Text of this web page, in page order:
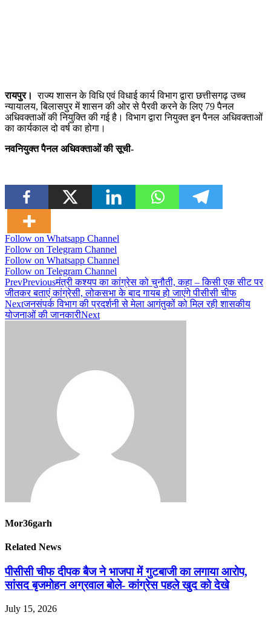
रायपुर। राज्य शासन के विधि एवं विधाई कार्य विभाग द्वारा छत्तीसगढ़ उच्च
न्यायालय, बिलासपुर में शासन की ओर से पैरवी करने के लिए 79 पैनल
अधिवक्ताओं की नियुक्ति की गई है। विभाग द्वारा नियुक्त इन पैनल अधिवक्ताओं
का कार्यकाल दो वर्ष का होगा।
नवनियुक्त पैनल अधिवक्ताओं की सूची-
Follow on Whatsapp Channel
Follow on Telegram Channel
Follow on Whatsapp Channel
Follow on Telegram Channel
PrevPreviousमंत्री कश्यप का कांग्रेस को चुनौती, कहा – किसी एक सीट पर
जीतकर बताएं कांग्रेसी, लोकसभा के बाद गायब हो जाएंगे पीसीसी चीफ
Nextजनसंपर्क विभाग की प्रदर्शनी से मेला आगंतुकों को मिल रही शासकीय
योजनाओं की जानकारीNext
Mor36garh
Related News
पीसीसी चीफ दीपक बैज ने भाजपा में गुटबाजी का लगाया आरोप,
सांसद बृजमोहन अग्रवाल बोले- कांग्रेस पहले खुद को देखे
July 15, 2026